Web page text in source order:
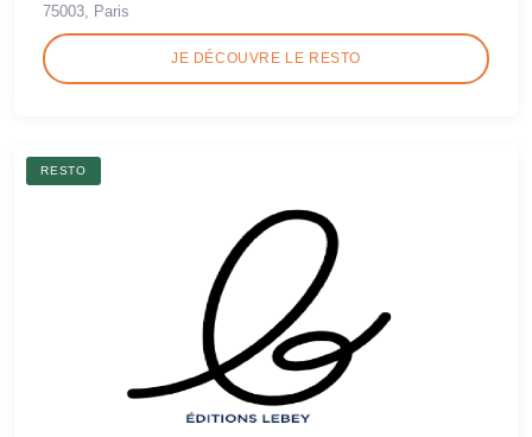
75003, Paris
JE DÉCOUVRE LE RESTO
RESTO